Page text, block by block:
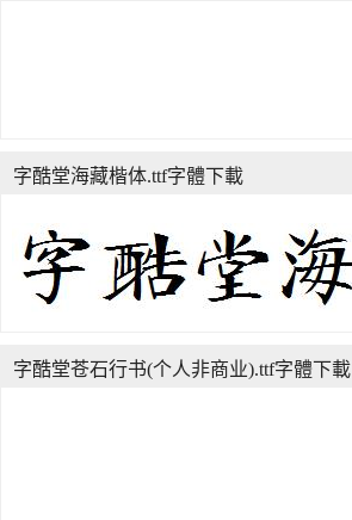
字酷堂海藏楷体.ttf字體下載
字酷堂苍石行书(个人非商业).ttf字體下載